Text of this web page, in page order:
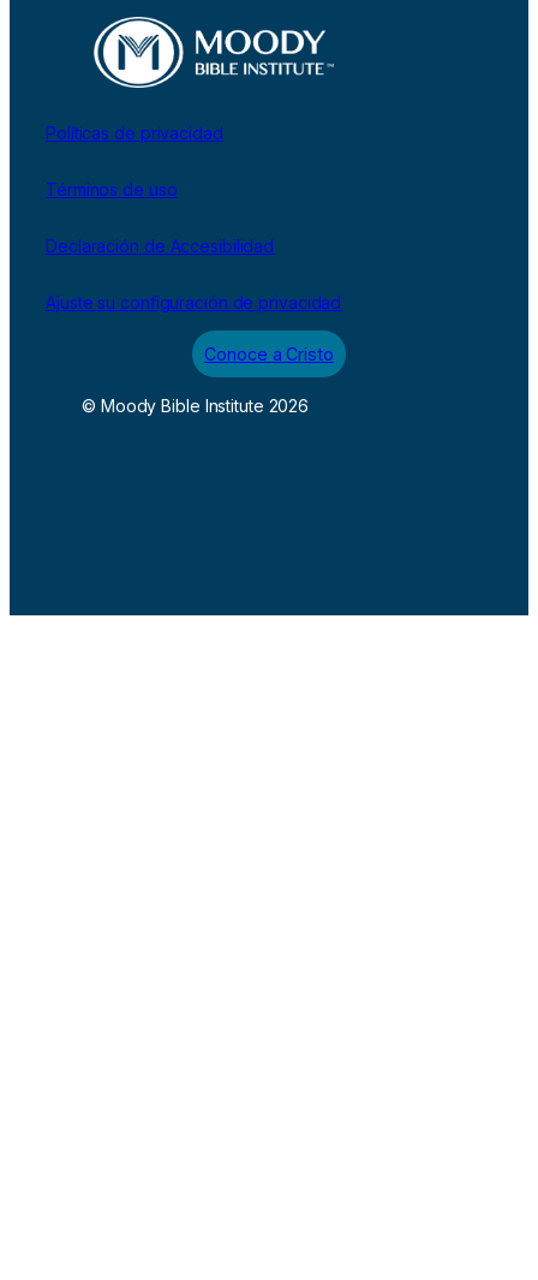
Políticas de privacidad
Términos de uso
Declaración de Accesibilidad
Ajuste su configuración de privacidad
Conoce a Cristo
© Moody Bible Institute 2026